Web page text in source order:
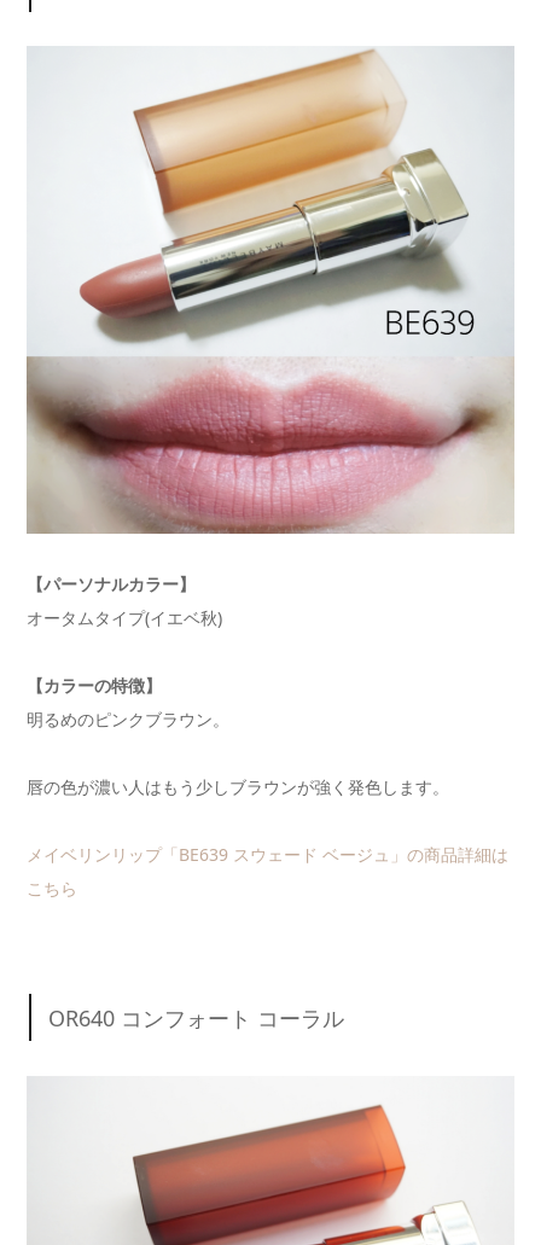
【パーソナルカラー】
オータムタイプ(イエベ秋)
【カラーの特徴】
明るめのピンクブラウン。
唇の色が濃い人はもう少しブラウンが強く発色します。
メイベリンリップ「BE639 スウェード ベージュ」の商品詳細は
こちら
OR640 コンフォート コーラル